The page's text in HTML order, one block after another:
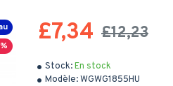
Stock:En stock
Modèle:WGWG1855HU
£7,34 £12,23